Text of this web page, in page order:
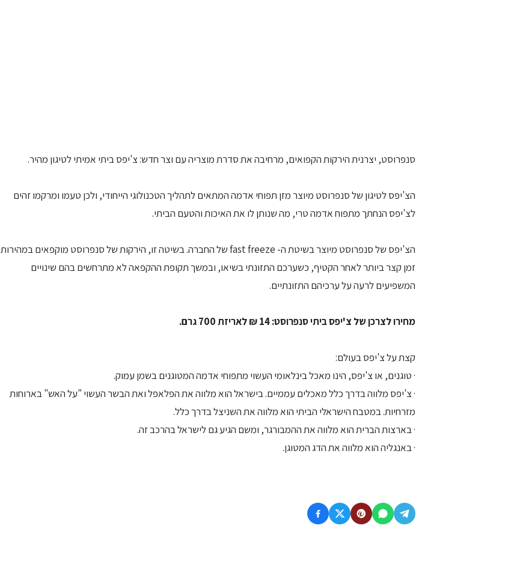
סנפרוסט, יצרנית הירקות הקפואים, מרחיבה את סדרת מוצריה עם וצר חדש: צ'יפס ביתי אמיתי לטיגון מהיר.
הצ'יפס לטיגון של סנפרוסט מיוצר מזן תפוחי אדמה המתאים לתהליך הטכנולוגי הייחודי, ולכן טעמו ומרקמו זהים
לצ'יפס הנחתך מתפוח אדמה טרי, מה שנותן לו את האיכות והטעם הביתי.
הצ'יפס של סנפרוסט מיוצר בשיטת ה- fast freeze של החברה. בשיטה זו, הירקות של סנפרוסט מוקפאים במהירות
זמן קצר ביותר לאחר הקטיף, כשערכם התזונתי בשיאו, ובמשך תקופת ההקפאה לא מתרחשים בהם שינויים
המשפיעים לרעה על ערכיהם התזונתיים.
מחירו לצרכן של צ'יפס ביתי סנפרוסט: 14 ₪ לאריזת 700 גרם.
קצת על צ'יפס בעולם:
· טוגנים, או צ'יפס, הינו מאכל בינלאומי העשוי מתפוחי אדמה המטוגנים בשמן עמוק.
· צ'יפס מלווה בדרך כלל מאכלים עממיים. בישראל הוא מלווה את הפלאפל ואת הבשר העשוי "על האש" בארוחות
מזרחיות. במטבח הישראלי הביתי הוא מלווה את השניצל בדרך כלל.
· בארצות הברית הוא מלווה את ההמבורגר, ומשם הגיע גם לישראל בהרכב זה.
· באנגליה הוא מלווה את הדג המטוגן.